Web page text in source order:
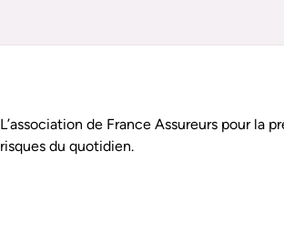
Assurance Prévention est :
L’association de France Assureurs pour la
risques du quotidien.